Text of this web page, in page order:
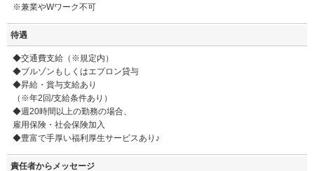
※兼業やWワーク不可
待遇
◆交通費支給（※規定内）
◆ブルゾンもしくはエプロン貸与
◆昇給・賞与支給あり
（※年2回/支給条件あり）
◆週20時間以上の勤務の場合、
雇用保険・社会保険加入
◆豊富で手厚い福利厚生サービスあり♪
責任者からメッセージ